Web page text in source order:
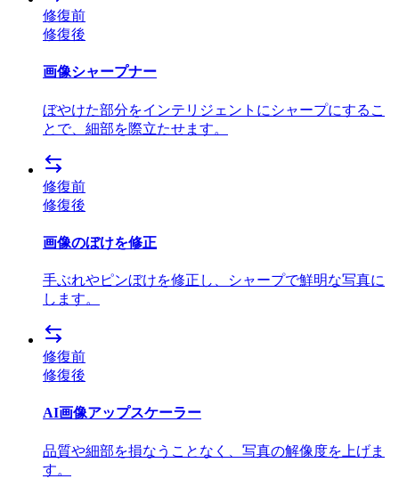
修復前
修復後
画像シャープナー
ぼやけた部分をインテリジェントにシャープにするこ
とで、細部を際立たせます。
修復前
修復後
画像のぼけを修正
手ぶれやピンぼけを修正し、シャープで鮮明な写真に
します。
修復前
修復後
AI画像アップスケーラー
品質や細部を損なうことなく、写真の解像度を上げま
す。